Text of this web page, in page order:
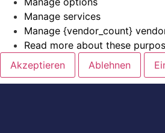
Manage services
Manage {vendor_count}
Read more about these
Akzeptieren
Ablehnen